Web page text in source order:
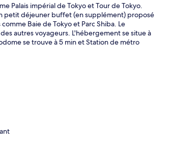
Petit
Palais impérial de Tokyo et Tour de Tokyo.
petit déjeuner buffet (en supplément) proposé
Baie de Tokyo et Parc Shiba. Le
autres voyageurs. L'hébergement se situe à
se trouve à 5 min et Station de métro